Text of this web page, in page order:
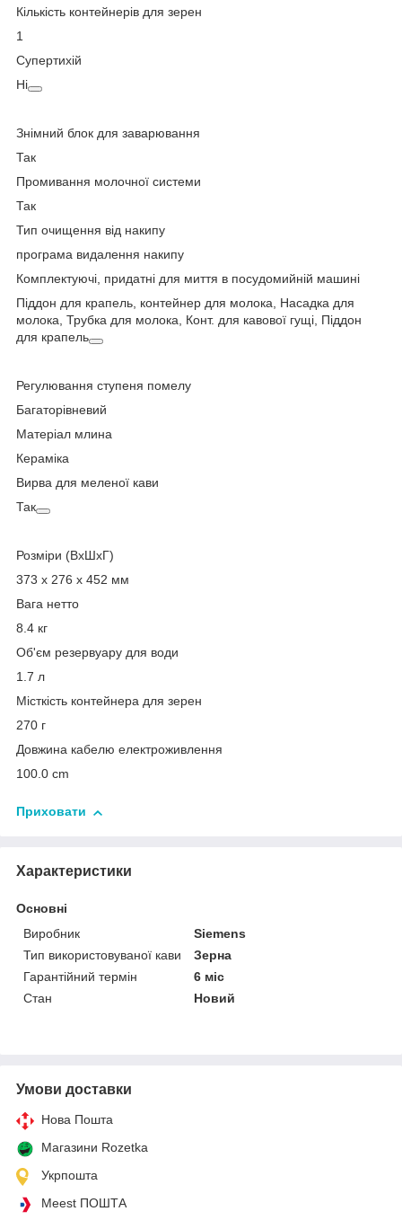
Кількість контейнерів для зерен
1
Супертихій
Ні
Знімний блок для заварювання
Так
Промивання молочної системи
Так
Тип очищення від накипу
програма видалення накипу
Комплектуючі, придатні для миття в посудомийній машині
Піддон для крапель, контейнер для молока, Насадка для
молока, Трубка для молока, Конт. для кавової гущі, Піддон
для крапель
Регулювання ступеня помелу
Багаторівневий
Матеріал млина
Кераміка
Вирва для меленої кави
Так
Розміри (ВхШхГ)
373 x 276 x 452 мм
Вага нетто
8.4 кг
Об'єм резервуару для води
1.7 л
Місткість контейнера для зерен
270 г
Довжина кабелю електроживлення
100.0 cm
Приховати
Характеристики
Основні
Виробник
Siemens
Тип використовуваної кави
Зерна
Гарантійний термін
6 міс
Стан
Новий
Умови доставки
Нова Пошта
Магазини Rozetka
Укрпошта
Meest ПОШТА